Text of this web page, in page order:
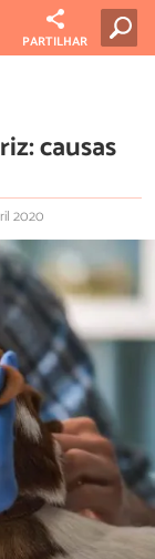
PARTILHAR
causas
2020